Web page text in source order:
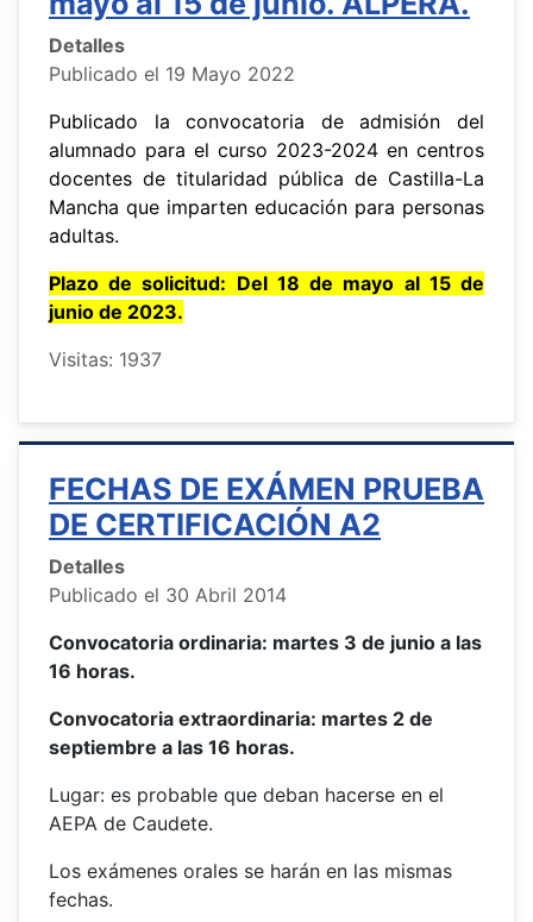
Detalles
Publicado el 19 Mayo 2022
Publicado la convocatoria de admisión del
alumnado para el curso 2023-2024 en centros
docentes de titularidad pública de Castilla-La
Mancha que imparten educación para personas
adultas.
Plazo de solicitud: Del 18 de mayo al 15 de
junio de 2023.
Visitas: 1937
FECHAS DE EXÁMEN PRUEBA
DE CERTIFICACIÓN A2
Detalles
Publicado el 30 Abril 2014
Convocatoria ordinaria: martes 3 de junio a las
16 horas.
Convocatoria extraordinaria: martes 2 de
septiembre a las 16 horas.
Lugar: es probable que deban hacerse en el
AEPA de Caudete.
Los exámenes orales se harán en las mismas
fechas.